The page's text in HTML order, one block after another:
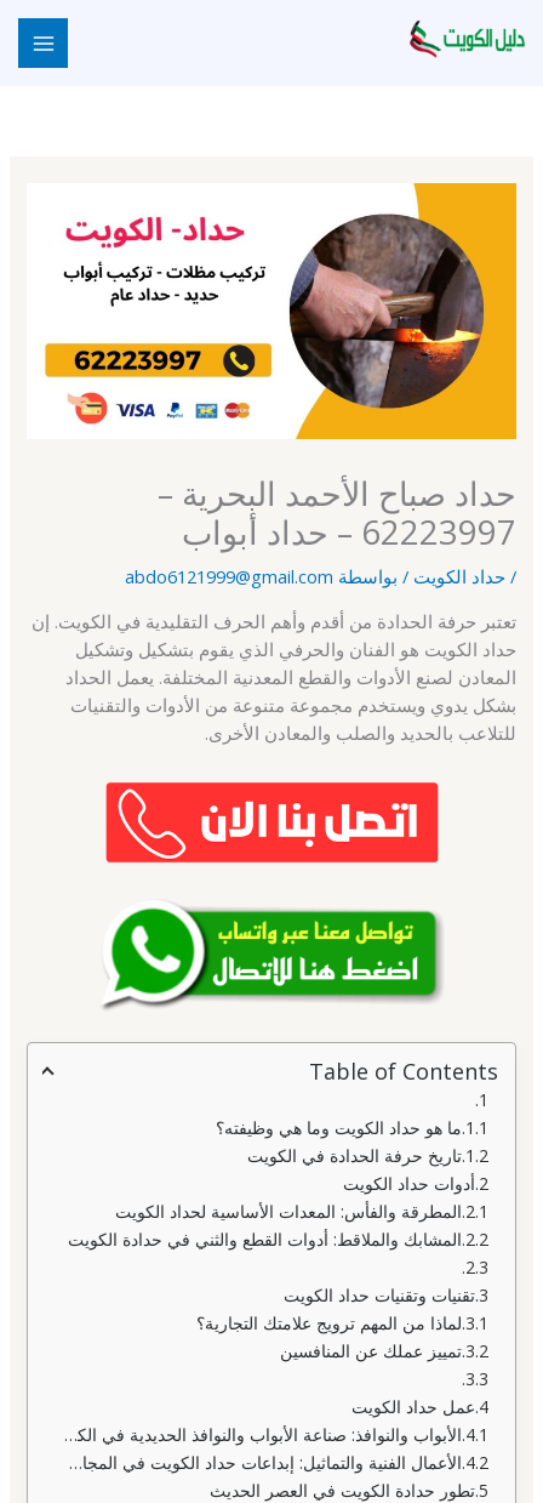
إلى
حداد صباح الأحمد البحرية –
62223997 – حداد أبواب
/حداد الكويت / بواسطة abdo6121999@gmail.com
تعتبر حرفة الحدادة من أقدم وأهم الحرف التقليدية في الكويت. إن
حداد الكويت هو الفنان والحرفي الذي يقوم بتشكيل وتشكيل
المعادن لصنع الأدوات والقطع المعدنية المختلفة. يعمل الحداد
بشكل يدوي ويستخدم مجموعة متنوعة من الأدوات والتقنيات
للتلاعب بالحديد والصلب والمعادن الأخرى.
Table of Contents
ما هو حداد الكويت وما هي وظيفته؟
تاريخ حرفة الحدادة في الكويت
أدوات حداد الكويت
المطرقة والفأس: المعدات الأساسية لحداد الكويت
المشابك والملاقط: أدوات القطع والثني في حدادة الكويت
تقنيات وتقنيات حداد الكويت
لماذا من المهم ترويج علامتك التجارية؟
تمييز عملك عن المنافسين
عمل حداد الكويت
الأبواب والنوافذ: صناعة الأبواب والنوافذ الحديدية في الكويت
الأعمال الفنية والتماثيل: إبداعات حداد الكويت في المجال الفني
تطور حدادة الكويت في العصر الحديث